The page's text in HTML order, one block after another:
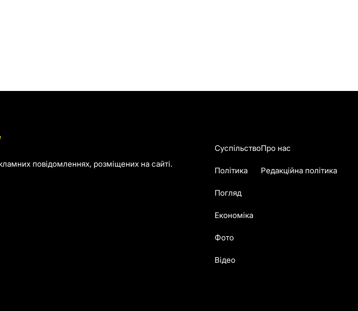
повідомленнях, розміщених на сайті.
Суспільство
Політика
Погляд
Економіка
Фото
Відео
Про нас
Редакційна політика